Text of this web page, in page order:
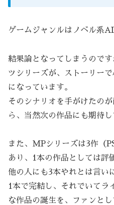
ゲームジャンルはノベル系
結果論となってしまうので
ツシリーズが、ストーリー
になっています。
そのシナリオを手がけたの
ら、当然次の作品にも期待し
また、MPシリーズは3作（
あり、1本の作品としては評
他の人にも3本やれとは言い
1本で完結し、それでいてラ
な作品の誕生を、ファンと